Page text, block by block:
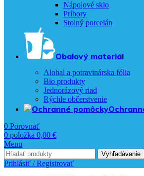
Nápojové sklo
Príbory
Stolný porcelán
Obalový materiál
Alobal a potravinárska fólia
Bio produkty
Jednorázový riad
Rýchle občerstvenie
0 Porovnať
0 položka 0,00 €
Menu
Vyhľadávanie
Prihlásiť / Registrovať